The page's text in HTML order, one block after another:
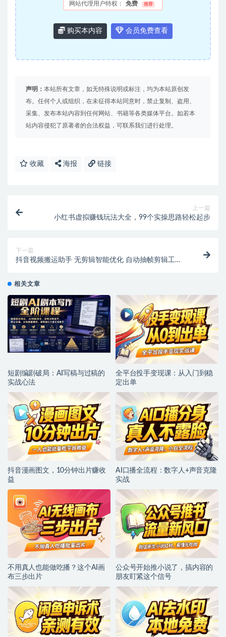
网站代理用户特权： 免费 推荐
购买本内容 会员免费查看
声明： 本站所有文章，如无特殊说明或标注，均为本站原创发
布。任何个人或组织，在未征得本站同意时，禁止复制、盗用、
采集、发布本站内容到任何网站、书籍等各类媒体平台。如若本
站内容侵犯了原著者的合法权益，可联系我们进行处理。
收藏 海报 链接
上一篇
小红书虚拟赚钱玩法大全，99个实操思路轻松起步
下一篇
抖音视频搬运助手 无剪辑智能优化 自动抽帧剪辑工具
相关文章
短剧编剧破局：AI写稿与过稿的
实战心法
全平台投手变现课：从入门到稳
定出单
抖音漫画图文，10分钟出片赚收
益
AI口播全流程：数字人+声音克隆
实战
不用真人也能做吃播？这个AI画
布三步出片
公众号开始推小说了，搞内容的
朋友盯紧这个信号